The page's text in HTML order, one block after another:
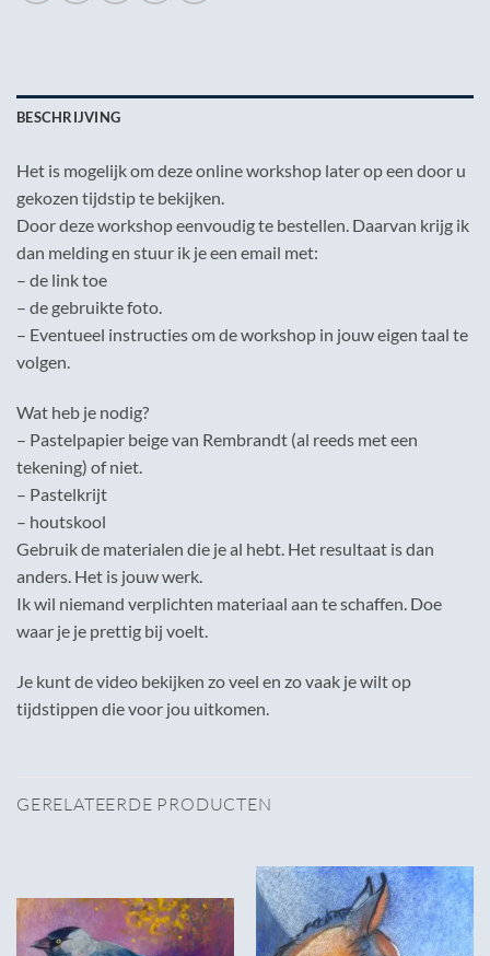
BESCHRIJVING
Het is mogelijk om deze online workshop later op een door u
gekozen tijdstip te bekijken.
Door deze workshop eenvoudig te bestellen. Daarvan krijg ik
dan melding en stuur ik je een email met:
– de link toe
– de gebruikte foto.
– Eventueel instructies om de workshop in jouw eigen taal te
volgen.
Wat heb je nodig?
– Pastelpapier beige van Rembrandt (al reeds met een
tekening) of niet.
– Pastelkrijt
– houtskool
Gebruik de materialen die je al hebt. Het resultaat is dan
anders. Het is jouw werk.
Ik wil niemand verplichten materiaal aan te schaffen. Doe
waar je je prettig bij voelt.
Je kunt de video bekijken zo veel en zo vaak je wilt op
tijdstippen die voor jou uitkomen.
GERELATEERDE PRODUCTEN